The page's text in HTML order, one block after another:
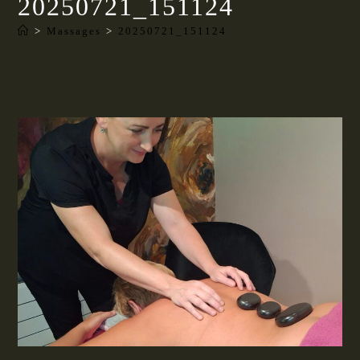
20250721_151124
> Massages > 20250721_151124